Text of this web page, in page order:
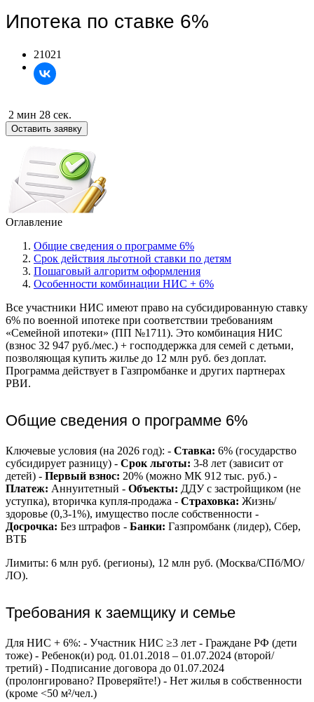
Ипотека по ставке 6%
21021
2 мин 28 сек.
Оставить заявку
Оглавление
Общие сведения о программе 6%
Срок действия льготной ставки по детям
Пошаговый алгоритм оформления
Особенности комбинации НИС + 6%
Все участники НИС имеют право на субсидированную ставку
6% по военной ипотеке при соответствии требованиям
«Семейной ипотеки» (ПП №1711). Это комбинация НИС
(взнос 32 947 руб./мес.) + господдержка для семей с детьми,
позволяющая купить жилье до 12 млн руб. без доплат.
Программа действует в Газпромбанке и других партнерах
РВИ.
Общие сведения о программе 6%
Ключевые условия (на 2026 год): - Ставка: 6% (государство
субсидирует разницу) - Срок льготы: 3-8 лет (зависит от
детей) - Первый взнос: 20% (можно МК 912 тыс. руб.) -
Платеж: Аннуитетный - Объекты: ДДУ с застройщиком (не
уступка), вторичка купля-продажа - Страховка: Жизнь/
здоровье (0,3-1%), имущество после собственности -
Досрочка: Без штрафов - Банки: Газпромбанк (лидер), Сбер,
ВТБ
Лимиты: 6 млн руб. (регионы), 12 млн руб. (Москва/СПб/МО/
ЛО).
Требования к заемщику и семье
Для НИС + 6%: - Участник НИС ≥3 лет - Граждане РФ (дети
тоже) - Ребенок(и) род. 01.01.2018 – 01.07.2024 (второй/
третий) - Подписание договора до 01.07.2024
(пролонгировано? Проверяйте!) - Нет жилья в собственности
(кроме <50 м²/чел.)